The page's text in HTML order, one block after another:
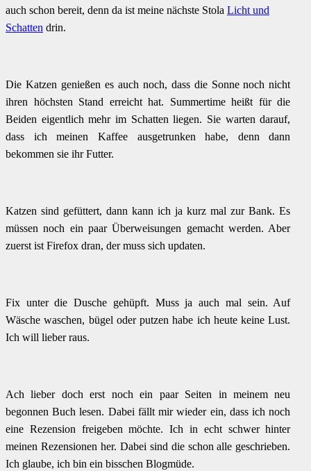
auch schon bereit, denn da ist meine nächste Stola Licht und
Schatten drin.
Die Katzen genießen es auch noch, dass die Sonne noch nicht
ihren höchsten Stand erreicht hat. Summertime heißt für die
Beiden eigentlich mehr im Schatten liegen. Sie warten darauf,
dass ich meinen Kaffee ausgetrunken habe, denn dann
bekommen sie ihr Futter.
Katzen sind gefüttert, dann kann ich ja kurz mal zur Bank. Es
müssen noch ein paar Überweisungen gemacht werden. Aber
zuerst ist Firefox dran, der muss sich updaten.
Fix unter die Dusche gehüpft. Muss ja auch mal sein. Auf
Wäsche waschen, bügel oder putzen habe ich heute keine Lust.
Ich will lieber raus.
Ach lieber doch erst noch ein paar Seiten in meinem neu
begonnen Buch lesen. Dabei fällt mir wieder ein, dass ich noch
eine Rezension freigeben möchte. Ich in echt schwer hinter
meinen Rezensionen her. Dabei sind die schon alle geschrieben.
Ich glaube, ich bin ein bisschen Blogmüde.